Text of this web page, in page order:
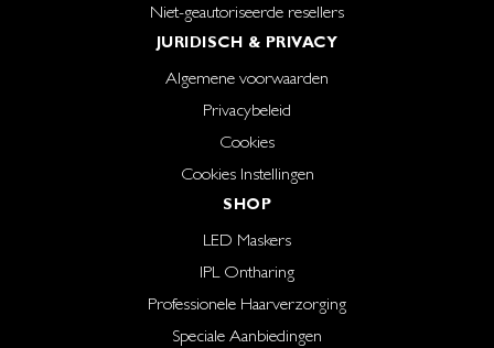
Niet-geautoriseerde resellers
JURIDISCH & PRIVACY
Algemene voorwaarden
Privacybeleid
Cookies
Cookies Instellingen
SHOP
LED Maskers
IPL Ontharing
Professionele Haarverzorging
Speciale Aanbiedingen